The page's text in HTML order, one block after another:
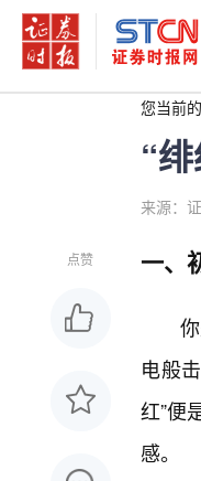
您当前的
“
来源：
点赞 一、
电般
红”便
感。